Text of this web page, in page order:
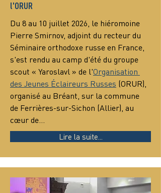
l'ORUR
Du 8 au 10 juillet 2026, le hiéromoine
Pierre Smirnov, adjoint du recteur du
Séminaire orthodoxe russe en France,
s'est rendu au camp d'été du groupe
scout « Yaroslavl » de l'Organisation
des Jeunes Éclaireurs Russes (ORUR),
organisé au Bréant, sur la commune
de Ferrières-sur-Sichon (Allier), au
cœur de…
Lire la suite...